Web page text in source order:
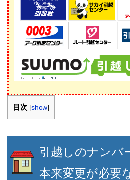
目次 [show]
引越しのナンバ
本来変更が必要